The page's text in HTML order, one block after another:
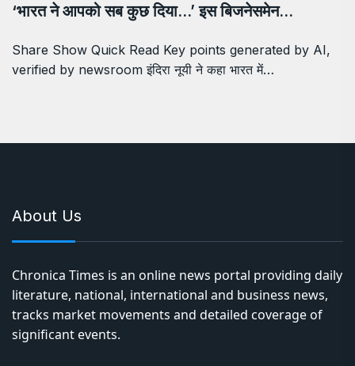
‘भारत ने आपको सब कुछ दिया…’ इस बिजनेसमेन…
Share Show Quick Read Key points generated by AI,
verified by newsroom इंदिरा नूयी ने कहा भारत में…
About Us
Chronica Times is an online news portal providing daily
literature, national, international and business news,
tracks market movements and detailed coverage of
significant events.